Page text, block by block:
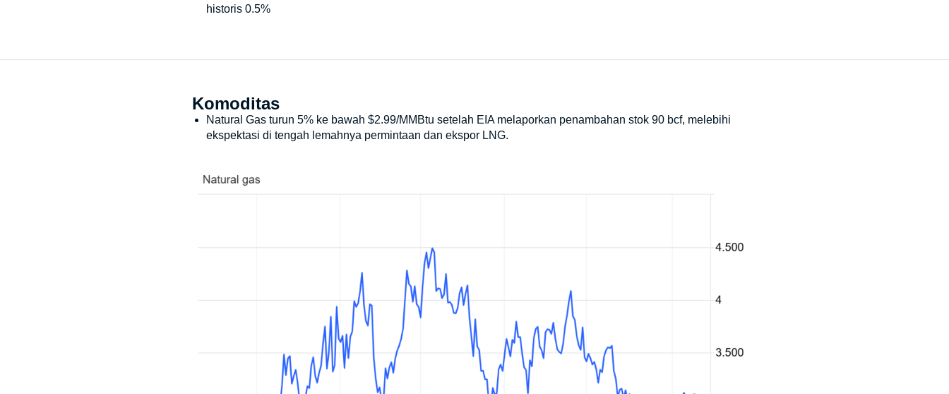
historis 0.5%
Komoditas
Natural Gas turun 5% ke bawah $2.99/MMBtu setelah EIA melaporkan penambahan stok 90 bcf, melebihi
ekspektasi di tengah lemahnya permintaan dan ekspor LNG.